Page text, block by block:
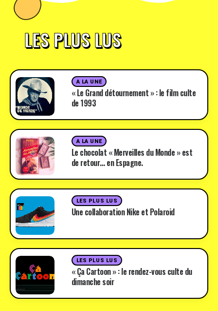
LES PLUS LUS
A LA UNE
« Le Grand détournement » : le film culte
de 1993
A LA UNE
Le chocolat « Merveilles du Monde » est
de retour… en Espagne.
LES PLUS LUS
Une collaboration Nike et Polaroid
LES PLUS LUS
« Ça Cartoon » : le rendez-vous culte du
dimanche soir